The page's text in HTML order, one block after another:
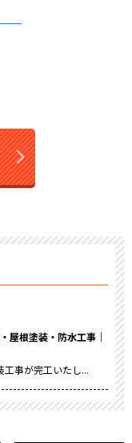
屋根塗装・防水工事｜
事が完工いたし...